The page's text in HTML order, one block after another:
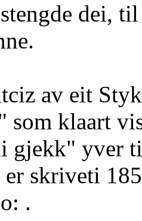
dei,
av eit
klaart
gjekk" yver
er skriveti
.